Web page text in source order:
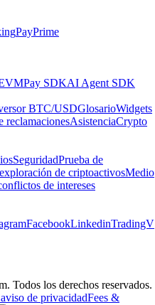
PayPrime
Pay SDKAI Agent SDK
BTC/USDGlosarioWidgets
reclamacionesAsistenciaCrypto
SeguridadPrueba de
de criptoactivosMedio
de intereses
FacebookLinkedinTradingV
Todos los derechos reservados.
aviso de privacidadFees &